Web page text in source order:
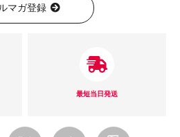
マガ登録
最短当日発送